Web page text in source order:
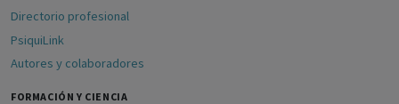
Directorio profesional
PsiquiLink
Autores y colaboradores
FORMACIÓN Y CIENCIA